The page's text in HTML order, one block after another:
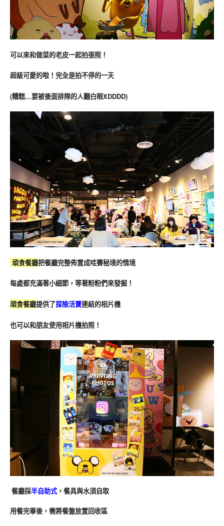
可以來和做菜的老皮一起拍張照！
超級可愛的啦！完全是拍不停的一天
(糟糕…要被後面排隊的人翻白眼XDDDD)
頑食餐廳把餐廳完整佈置成哇賽秘境的情境
每處都充滿著小細節，等著粉粉們來發掘！
頑食餐廳提供了探險活寶連結的相片機
也可以和朋友使用相片機拍照！
餐廳採半自助式，餐具與水須自取
用餐完畢後，需將餐盤放置回收區